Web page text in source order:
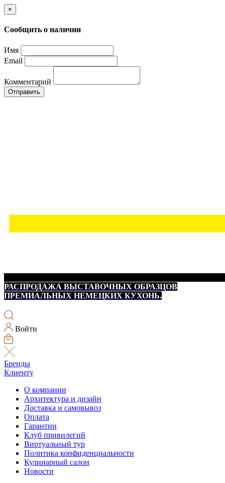
×
Сообщить о наличии
Имя
Email
Комментарий
Отправить
РАСПРОДАЖА ВЫСТАВОЧНЫХ ОБРАЗЦОВ
ПРЕМИАЛЬНЫХ НЕМЕЦКИХ КУХОНЬ.
Войти
Бренды
Клиенту
О компании
Архитектура и дизайн
Доставка и самовывоз
Оплата
Гарантии
Клуб привилегий
Виртуальный тур
Политика конфиденциальности
Кулинарный салон
Новости